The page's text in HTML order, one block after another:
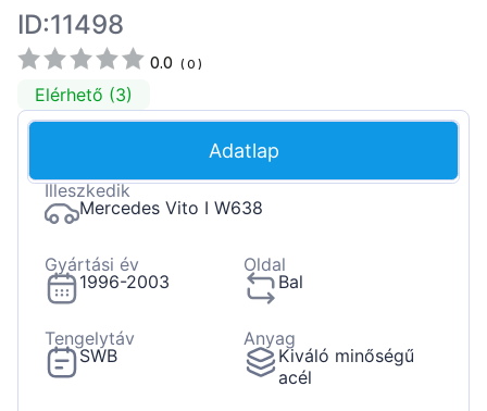
ID:11498
0.0 (0 )
Elérhető (3)
Adatlap
Illeszkedik
Mercedes Vito I W638
Gyártási év
1996-2003
Oldal
Bal
Tengelytáv
SWB
Anyag
Kiváló minőségű
acél